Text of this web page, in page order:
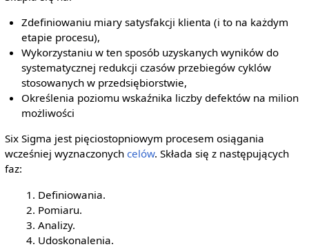
Zdefiniowaniu miary satysfakcji klienta (i to na każdym
etapie procesu),
Wykorzystaniu w ten sposób uzyskanych wyników do
systematycznej redukcji czasów przebiegów cyklów
stosowanych w przedsiębiorstwie,
Określenia poziomu wskaźnika liczby defektów na milion
możliwości
Six Sigma jest pięciostopniowym procesem osiągania
wcześniej wyznaczonych celów. Składa się z następujących
faz:
Definiowania.
Pomiaru.
Analizy.
Udoskonalenia.